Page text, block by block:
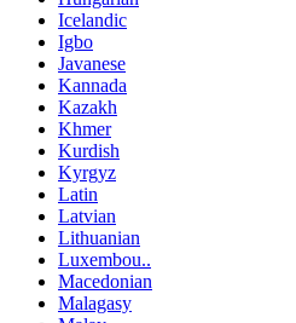
Icelandic
Igbo
Javanese
Kannada
Kazakh
Khmer
Kurdish
Kyrgyz
Latin
Latvian
Lithuanian
Luxembou..
Macedonian
Malagasy